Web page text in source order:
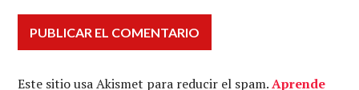
Este sitio usa Akismet para reducir el spam.Aprende